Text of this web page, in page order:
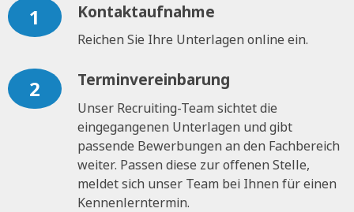
1 Kontaktaufnahme
Reichen Sie Ihre Unterlagen online ein.
2 Terminvereinbarung
Unser Recruiting-Team sichtet die
eingegangenen Unterlagen und gibt
passende Bewerbungen an den Fachbereich
weiter. Passen diese zur offenen Stelle,
meldet sich unser Team bei Ihnen für einen
Kennenlerntermin.